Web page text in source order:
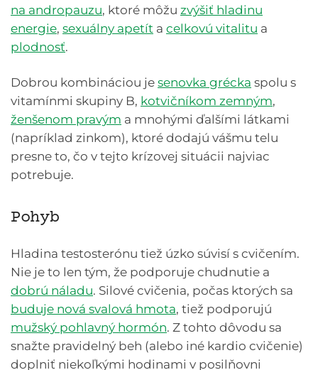
na andropauzu, ktoré môžu zvýšiť hladinu
energie, sexuálny apetít a celkovú vitalitu a
plodnosť.
Dobrou kombináciou je senovka grécka spolu s
vitamínmi skupiny B, kotvičníkom zemným,
ženšenom pravým a mnohými ďalšími látkami
(napríklad zinkom), ktoré dodajú vášmu telu
presne to, čo v tejto krízovej situácii najviac
potrebuje.
Pohyb
Hladina testosterónu tiež úzko súvisí s cvičením.
Nie je to len tým, že podporuje chudnutie a
dobrú náladu. Silové cvičenia, počas ktorých sa
buduje nová svalová hmota, tiež podporujú
mužský pohlavný hormón. Z tohto dôvodu sa
snažte pravidelný beh (alebo iné kardio cvičenie)
doplniť niekoľkými hodinami v posilňovni